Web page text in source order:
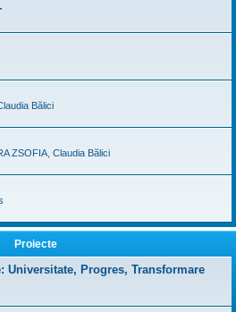
Bălici
ZSOFIA Claudia Bălici
Proiecte
Universitate, Progres, Transformare